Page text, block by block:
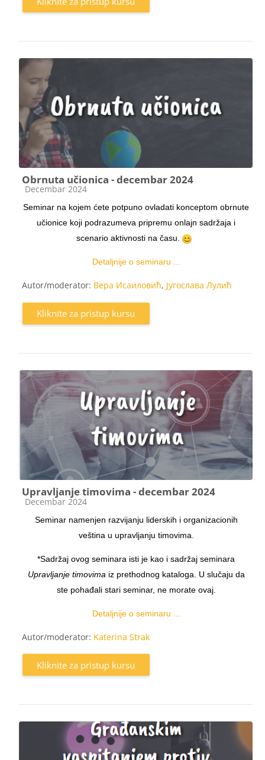
Obrnuta učionica - decembar 2024
Kategorija kursa
Decembar 2024
Seminar na kojem ćete potpuno ovladati konceptom obrnute
učionice koji podrazumeva pripremu onlajn sadržaja i
scenario aktivnosti na času.
Detaljnije o seminaru ...
Autor/moderator: Вера Исаиловић, Југослава Лулић
Kliknite za pristup kursu
Upravljanje timovima - decembar 2024
Kategorija kursa
Decembar 2024
Seminar namenjen razvijanju liderskih i organizacionih
veština u upravljanju timovima.
*Sadržaj ovog seminara isti je kao i sadržaj seminara
Upravljanje timovima iz prethodnog kataloga. U slučaju da
ste pohađali stari seminar, ne morate ovaj.
Detaljnije o seminaru ...
Autor/moderator: Katerina Strak
Kliknite za pristup kursu